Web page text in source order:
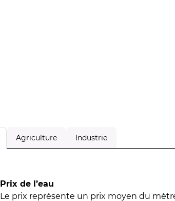
Agriculture Industrie
Prix de l’eau
Le prix représente un prix moyen du